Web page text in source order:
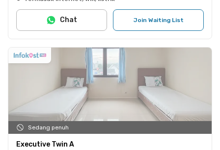
Join Waiting List
Chat
Sedang penuh
Executive Twin A